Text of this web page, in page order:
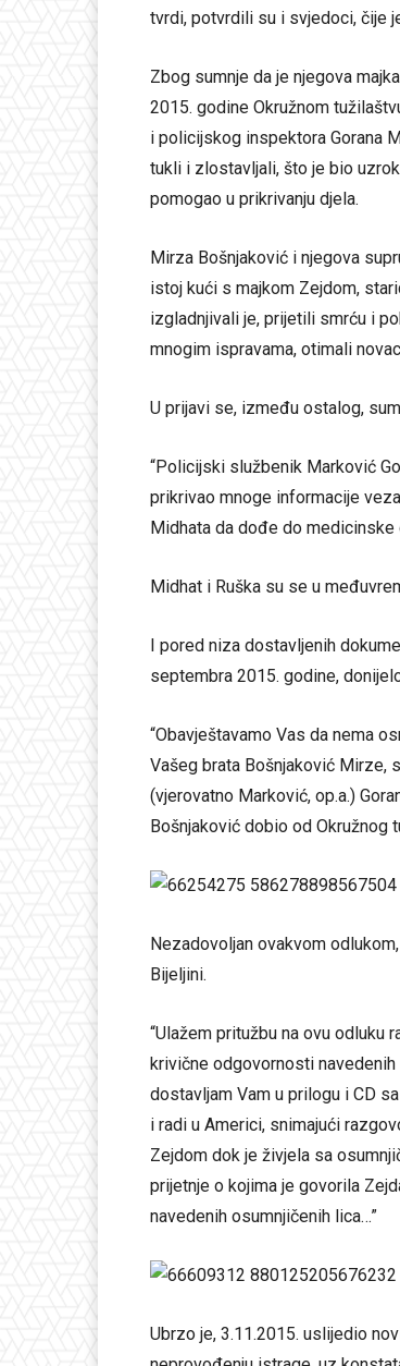
tvrdi, potvrdili su i svjedoci, čije
Zbog sumnje da je njegova
2015. godine Okružnom
i policijskog inspektora Gorana
tukli i zlostavljali, što je bio
pomogao u prikrivanju djela.
Mirza Bošnjaković i njegova
istoj kući s majkom Zejdom,
izgladnjivali je, prijetili smrću i
mnogim ispravama, otimali
U prijavi se, između ostalog,
“Policijski službenik Marković
prikrivao mnoge informacije
Midhata da dođe do
Midhat i Ruška su se u
I pored niza dostavljenih
septembra 2015. godine,
“Obavještavamo Vas da nema
Vašeg brata Bošnjaković Mirze,
(vjerovatno Marković, op.a.)
Bošnjaković dobio od Okružnog
Nezadovoljan ovakvom
Bijeljini.
“Ulažem pritužbu na ovu odluku
krivične odgovornosti
dostavljam Vam u prilogu i CD
i radi u Americi, snimajući
Zejdom dok je živjela sa
prijetnje o kojima je govorila
navedenih osumnjičenih lica…”
Ubrzo je, 3.11.2015. uslijedio